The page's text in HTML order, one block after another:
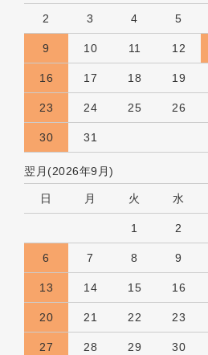
2 3 4 5
9 10 11 12
16 17 18 19
23 24 25 26
30 31
翌月(2026年9月)
日 月 火 水
1 2
6 7 8 9
13 14 15 16
20 21 22 23
27 28 29 30